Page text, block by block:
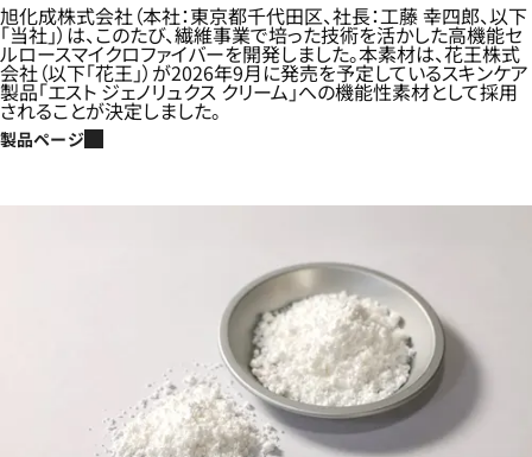
旭化成株式会社（本社：東京都千代田区、社長：工藤 幸四郎、以下
「当社」）は、このたび、繊維事業で培った技術を活かした高機能セ
ルロースマイクロファイバーを開発しました。本素材は、花王株式
会社（以下「花王」）が2026年9月に発売を予定しているスキンケア
製品「エスト ジェノリュクス クリーム」への機能性素材として採用
されることが決定しました。
製品ページ